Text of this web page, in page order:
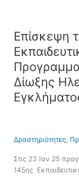
Επίσκεψη
Δίωξης
Δραστηριότητες,
Στις 23 Ιαν 25
145ης